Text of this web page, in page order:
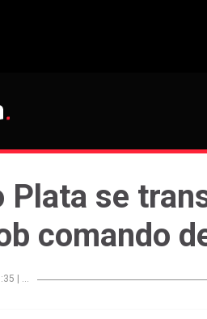
Plata se
comando
...